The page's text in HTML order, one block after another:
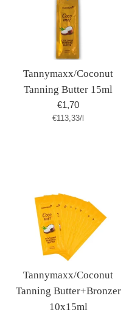
Tannymaxx/Coconut
Tanning Butter 15ml
Normaler
Preis
€1,70
Stückpreis
€113,33/pro
Tannymaxx/Coconut
Tanning Butter+Bronzer
10x15ml